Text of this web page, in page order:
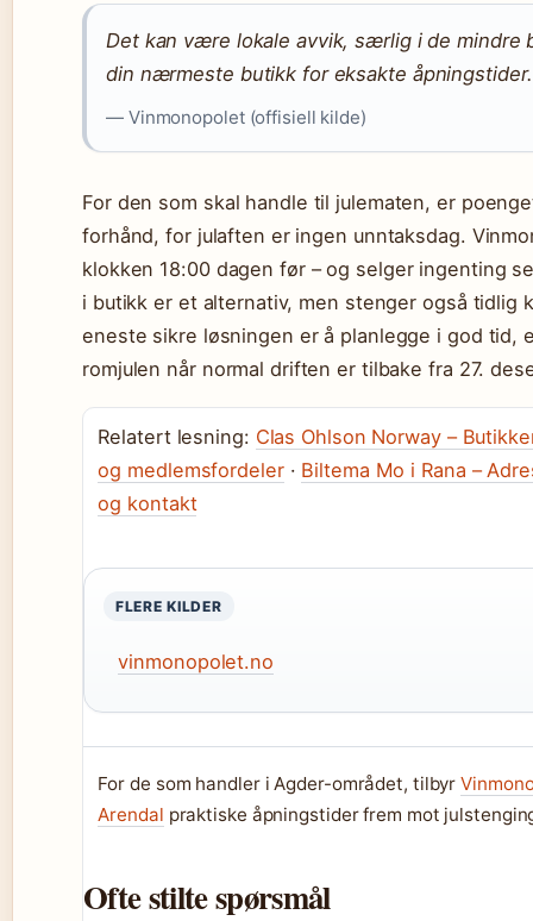
Det kan være lokale avvik, særlig i de mindre
din nærmeste butikk for eksakte åpningstider.
— Vinmonopolet (offisiell kilde)
For den som skal handle til julematen, er
forhånd, for julaften er ingen unntaksdag.
klokken 18:00 dagen før – og selger ingenting
i butikk er et alternativ, men stenger også tidlig
eneste sikre løsningen er å planlegge i god tid,
romjulen når normal driften er tilbake fra 27.
Relatert lesning: Clas Ohlson Norway –
og medlemsfordeler· Biltema Mo i Rana –
og kontakt
FLERE KILDER
vinmonopolet.no
For de som handler i Agder-området, tilbyr
Arendal praktiske åpningstider frem mot
Ofte stilte spørsmål